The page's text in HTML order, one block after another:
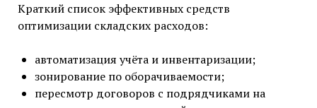
Краткий список эффективных средств
оптимизации складских расходов:
автоматизация учёта и инвентаризации;
зонирование по оборачиваемости;
пересмотр договоров с подрядчиками на